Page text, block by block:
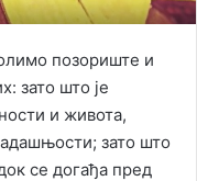
позориште и
зато што је
и живота,
зато што
се догађа пред